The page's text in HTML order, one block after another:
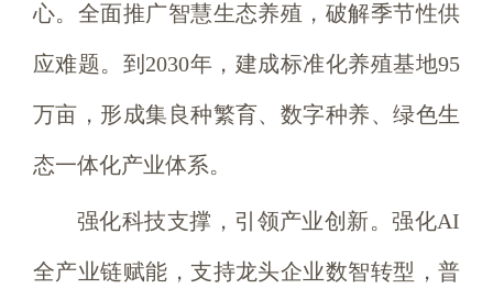
心。全面推广智慧生态养殖，破解季节性供
应难题。到2030年，建成标准化养殖基地95
万亩，形成集良种繁育、数字种养、绿色生
态一体化产业体系。
强化科技支撑，引领产业创新。强化AI
全产业链赋能，支持龙头企业数智转型，普